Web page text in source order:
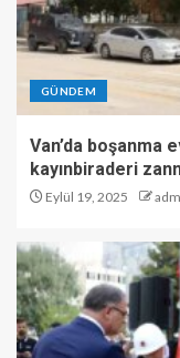
GÜNDEM
Van’da boşanma
kayınbiraderi
Eylül 19, 2025